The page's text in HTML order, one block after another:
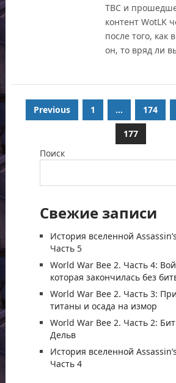
TBC и
контент WotLK
после того, как
он, то вряд ли
Пагинация
Previous 1 … 174
177
Поиск
Свежие записи
История вселенной
Часть 5
World War Bee 2. Часть 4:
которая закончилась без
World War Bee 2. Часть 3:
титаны и осада на измор
World War Bee 2. Часть 2:
Дельв
История вселенной
Часть 4